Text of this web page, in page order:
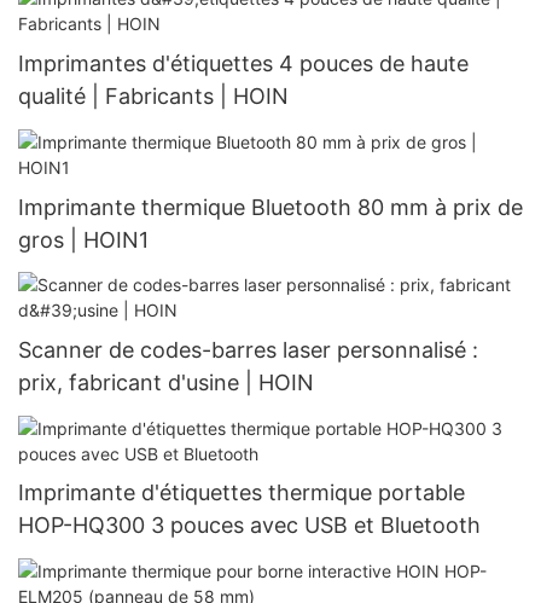
de codes-barres d'étiquettes thermiques 58 mm
Imprimantes d'étiquettes 4 pouces de haute
qualité | Fabricants | HOIN
Imprimante thermique Bluetooth 80 mm à prix de
gros | HOIN1
Scanner de codes-barres laser personnalisé :
prix, fabricant d'usine | HOIN
Imprimante d'étiquettes thermique portable
HOP-HQ300 3 pouces avec USB et Bluetooth